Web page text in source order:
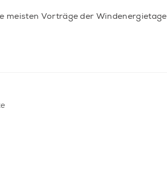
meisten Vorträge der Windenergietage